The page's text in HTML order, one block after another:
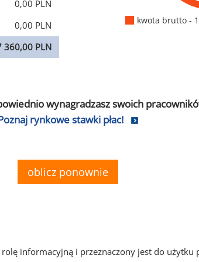
0,00 PLN
0,00 PLN
360,00 PLN
kwota brutto -
wynagradzasz swoich
rynkowe stawki płac!
oblicz ponownie
informacyjną i przeznaczony jest do użytku